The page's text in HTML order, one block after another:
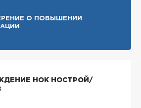
О ПОВЫШЕНИИ
НОК НОСТРОЙ/